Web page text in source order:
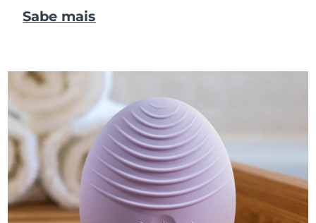
Sabe mais